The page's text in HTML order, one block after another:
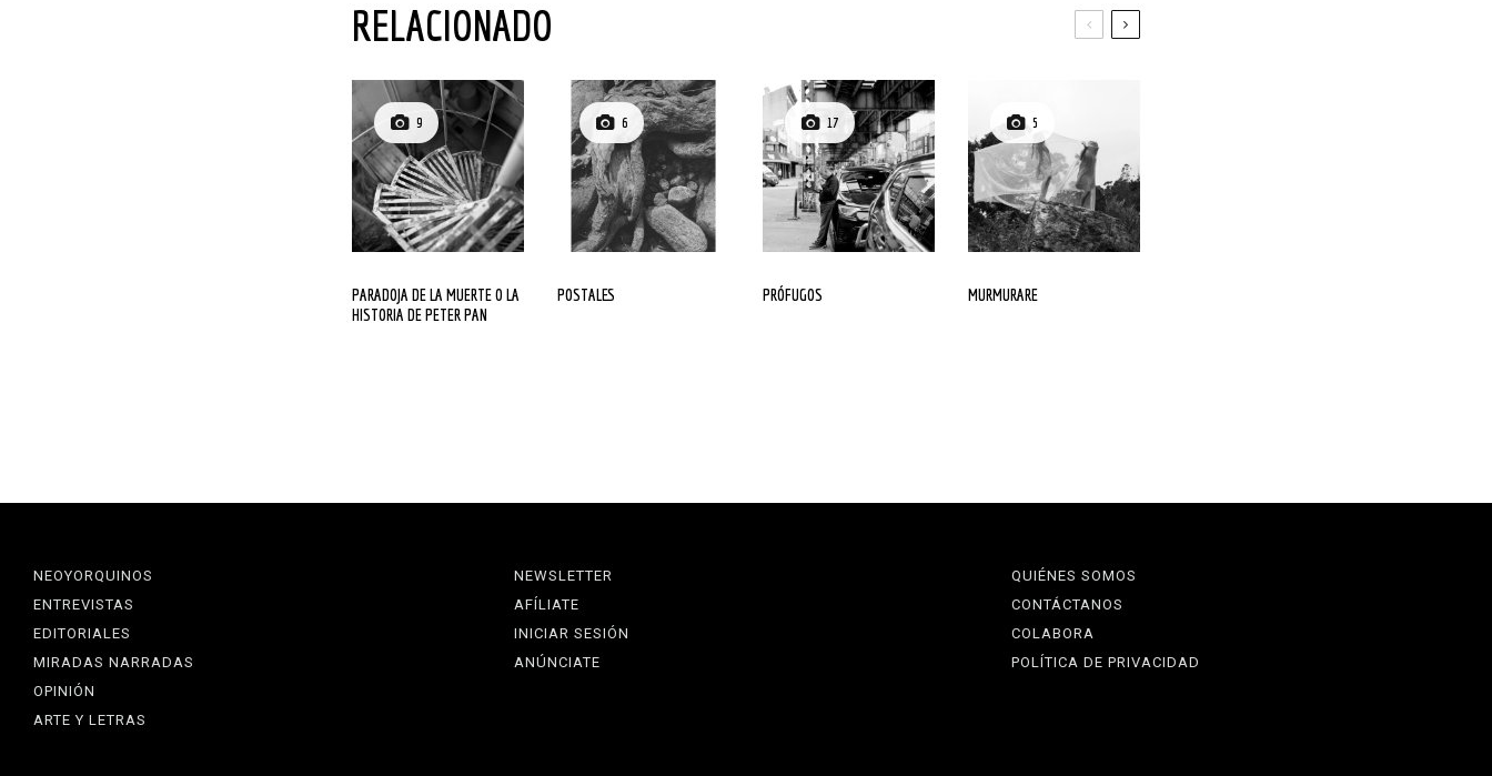
RELACIONADO
9
PARADOJA DE LA MUERTE O LA
HISTORIA DE PETER PAN
6
POSTALES
17
PRÓFUGOS
5
MURMURARE
NEOYORQUINOS
ENTREVISTAS
EDITORIALES
MIRADAS NARRADAS
OPINIÓN
ARTE Y LETRAS
NEWSLETTER
AFÍLIATE
INICIAR SESIÓN
ANÚNCIATE
QUIÉNES SOMOS
CONTÁCTANOS
COLABORA
POLÍTICA DE PRIVACIDAD